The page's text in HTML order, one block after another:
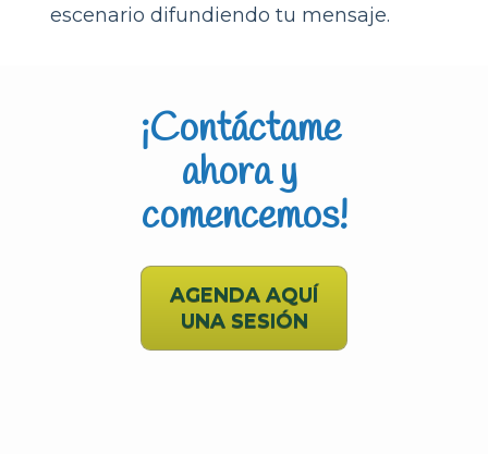
escenario difundiendo tu mensaje.
¡Contáctame
ahora y
comencemos!
AGENDA AQUÍ
UNA SESIÓN